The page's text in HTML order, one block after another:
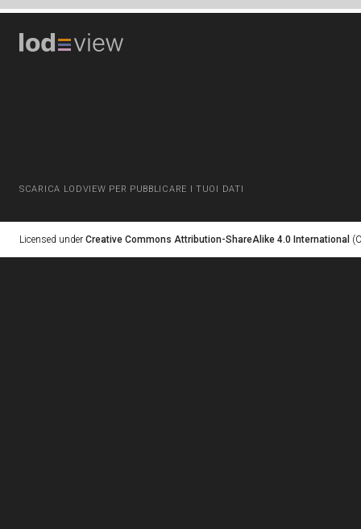
SCARICA LODVIEW PER PUBBLICARE I TUOI DATI
Licensed under Creative Commons Attribution-ShareAlike 4.0 International